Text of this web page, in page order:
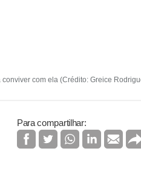
com ela (Crédito: Greice
Para compartilhar: